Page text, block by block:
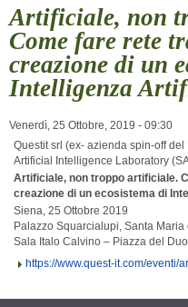
Artificiale, non
Come fare rete
creazione di un
Intelligenza
Venerdì, 25 Ottobre, 2019 - 09:30
Questit srl (ex- azienda spin-off
Artificial Intelligence Laboratory
Artificiale, non troppo artificiale.
creazione di un ecosistema di
Siena, 25 Ottobre 2019
Palazzo Squarcialupi, Santa Maria
Sala Italo Calvino – Piazza del
https://www.quest-it.com/eventi/